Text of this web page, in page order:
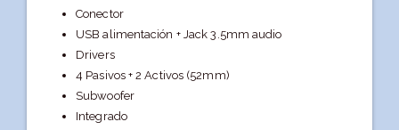
Conector
USB alimentación + Jack 3.5mm audio
Drivers
4 Pasivos + 2 Activos (52mm)
Subwoofer
Integrado